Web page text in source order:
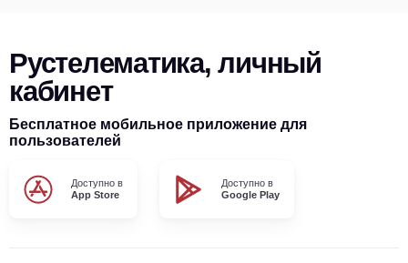
Рустелематика, личный
кабинет
Бесплатное мобильное приложение для
пользователей
Доступно в
App Store
Доступно в
Google Play